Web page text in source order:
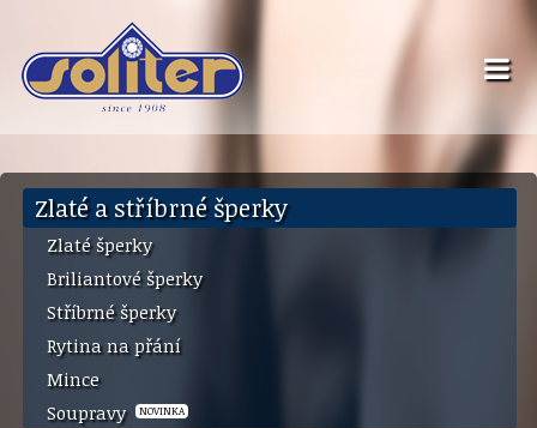
Zlaté a stříbrné šperky
Zlaté šperky
Briliantové šperky
Stříbrné šperky
Rytina na přání
Mince
Soupravy
NOVINKA